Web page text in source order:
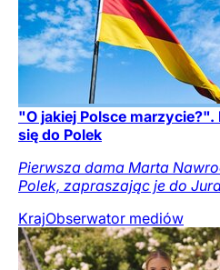
"O jakiej Polsce marzycie?".
się do Polek
Pierwsza dama Marta
Polek, zapraszając je do
KrajObserwator mediów